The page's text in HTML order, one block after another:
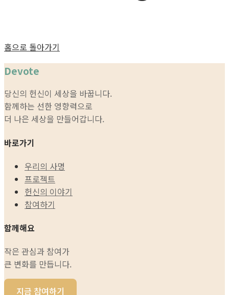
홈으로 돌아가기
Devote
당신의 헌신이 세상을 바꿉니다.
함께하는 선한 영향력으로
더 나은 세상을 만들어갑니다.
바로가기
우리의 사명
프로젝트
헌신의 이야기
참여하기
함께해요
작은 관심과 참여가
큰 변화를 만듭니다.
지금 참여하기